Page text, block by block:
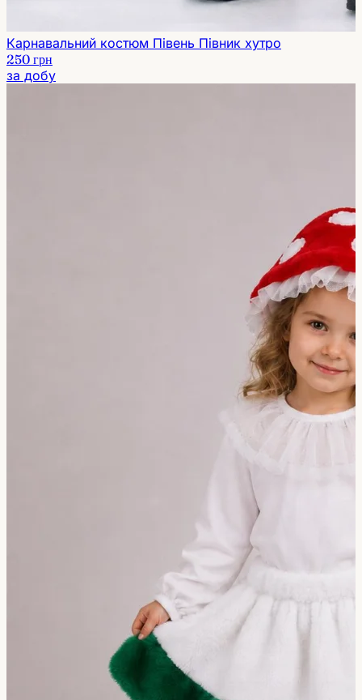
Карнавальний костюм Півень Півник хутро
250 грн
за добу